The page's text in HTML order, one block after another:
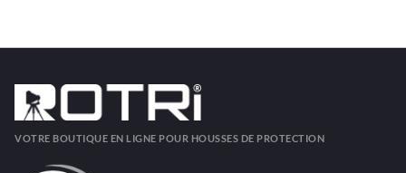
VOTRE BOUTIQUE EN LIGNE POUR HOUSSES DE PROTECTION